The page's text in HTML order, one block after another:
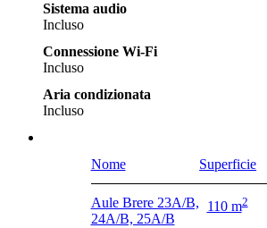
Sistema audio
Incluso
Connessione Wi-Fi
Incluso
Aria condizionata
Incluso
Nome Superficie
Aule Brere 23A/B,
24A/B, 25A/B
110 m2